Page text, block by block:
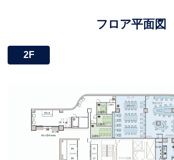
フロア平面図
2F